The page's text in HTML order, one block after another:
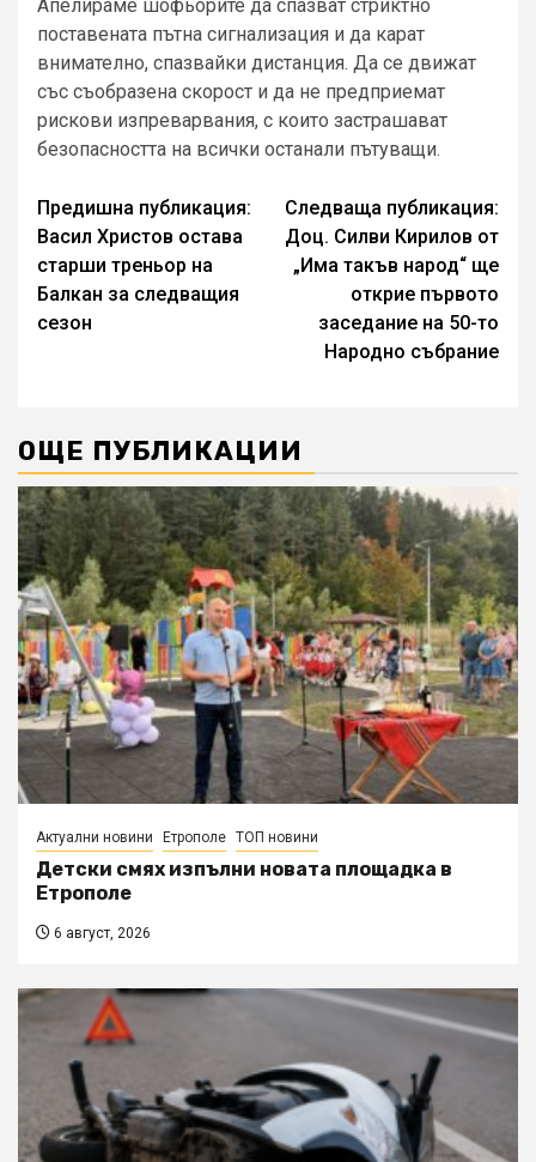
Апелираме шофьорите да спазват стриктно
поставената пътна сигнализация и да карат
внимателно, спазвайки дистанция. Да се движат
със съобразена скорост и да не предприемат
рискови изпреварвания, с които застрашават
безопасността на всички останали пътуващи.
Continue
Reading
Предишна публикация:
Васил Христов остава
старши треньор на
Балкан за следващия
сезон
Следваща публикация:
Доц. Силви Кирилов от
„Има такъв народ“ ще
открие първото
заседание на 50-то
Народно събрание
ОЩЕ ПУБЛИКАЦИИ
Актуални новини Етрополе ТОП новини
Детски смях изпълни новата площадка в
Етрополе
6 август, 2026